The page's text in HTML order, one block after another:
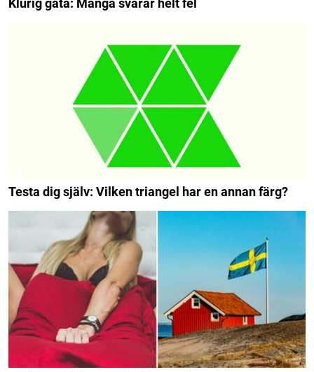
Testa dig själv: Vilken triangel har en annan färg?